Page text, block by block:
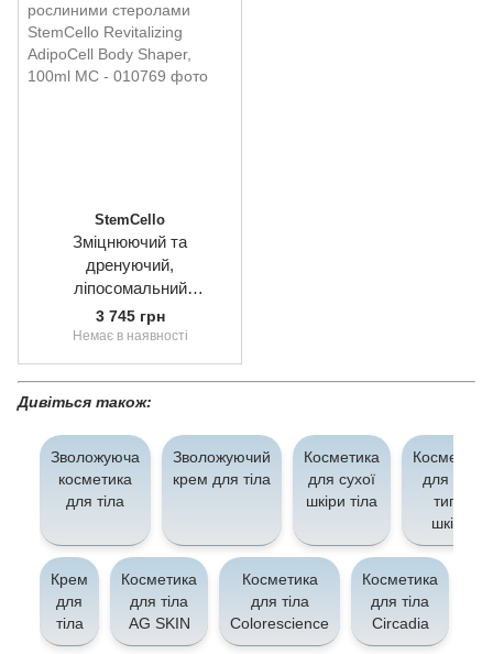
StemCello
Зміцнюючий та
дренуючий,
ліпосомальний
антицелюлітний крем для
тіла з пептидами та
StemCello Revitalizing
AdipoCell Body Shaper,
3 745 грн
Немає в наявності
Дивіться також:
Зволожуюча
косметика
для тіла
Зволожуючий
крем для тіла
Косметика
для сухої
шкіри тіла
Косметика
для всіх
типів
шкіри
Крем
для
тіла
Косметика
для тіла
AG SKIN
Косметика
для тіла
Colorescience
Косметика
для тіла
Circadia